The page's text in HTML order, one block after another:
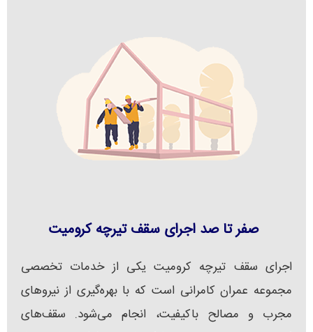
صفر تا صد اجرای سقف تیرچه کرومیت
اجرای سقف تیرچه کرومیت یکی از خدمات تخصصی
مجموعه عمران کامرانی است که با بهره‌گیری از نیروهای
مجرب و مصالح باکیفیت، انجام می‌شود. سقف‌های